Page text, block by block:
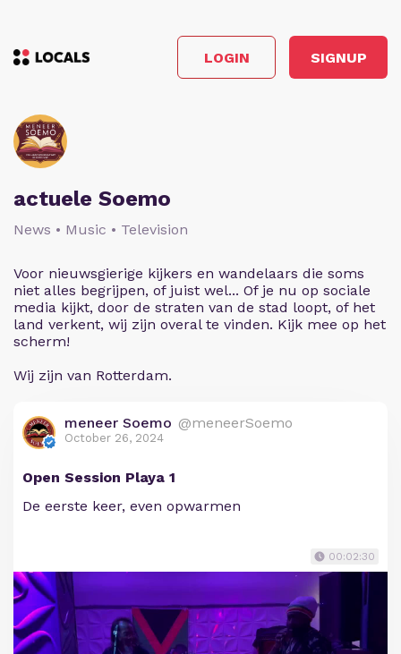
LOGIN SIGNUP
actuele Soemo
News • Music • Television
Voor nieuwsgierige kijkers en wandelaars die soms
niet alles begrijpen, of juist wel... Of je nu op sociale
media kijkt, door de straten van de stad loopt, of het
land verkent, wij zijn overal te vinden. Kijk mee op het
scherm!
Wij zijn van Rotterdam.
meneer Soemo @meneerSoemo
October 26, 2024
Open Session Playa 1
De eerste keer, even opwarmen
00:02:30